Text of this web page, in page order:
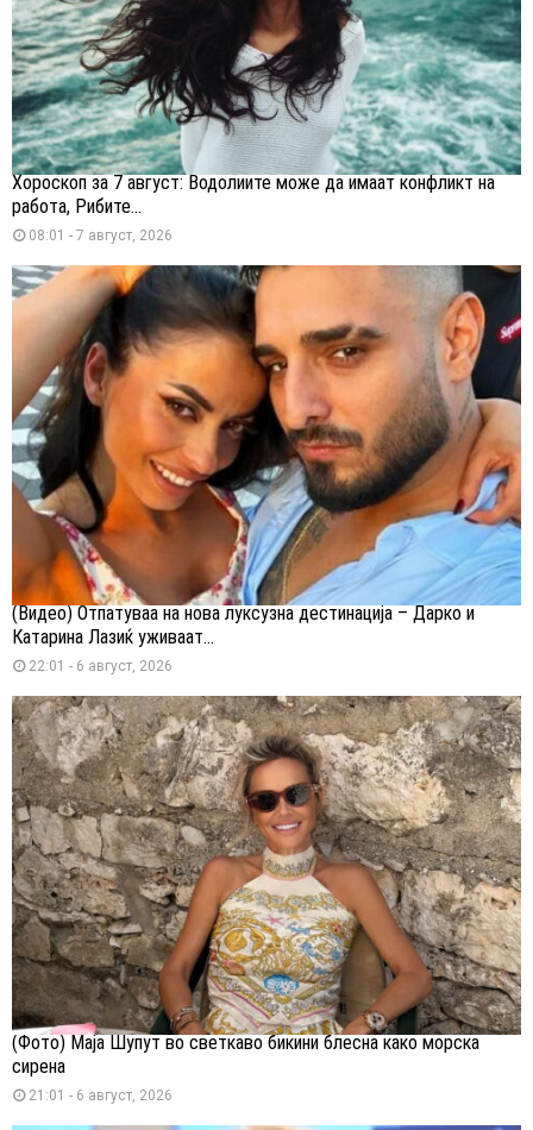
Хороскоп за 7 август: Водолиите може да имаат конфликт на
работа, Рибите...
08:01 - 7 август, 2026
(Видео) Отпатуваа на нова луксузна дестинација – Дарко и
Катарина Лазиќ уживаат...
22:01 - 6 август, 2026
(Фото) Маја Шупут во светкаво бикини блесна како морска
сирена
21:01 - 6 август, 2026